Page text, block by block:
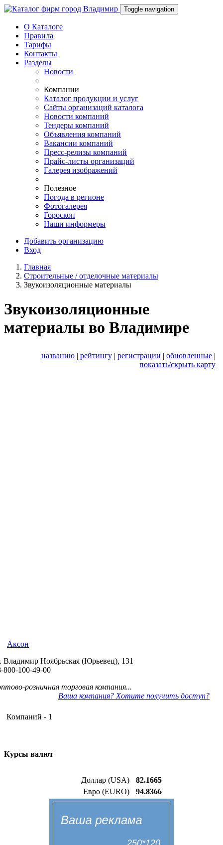
Toggle navigation
О Каталоге
Правила
Тарифы
Контакты
Разделы
Новости
Компании
Каталог продукции и услуг
Сайты организаций каталога
Новости компаний
Тендеры компаний
Объявления компаний
Вакансии компаний
Пресс-релизы компаний
Прайс-листы организаций
Галерея изображений
Полезное
Погода в регионе
Фотогалерея
Гороскоп
Наши информеры
Добавить организацию
Вход
Главная
Строительные / отделочные материалы
Звукоизоляционные материалы
Звукоизоляционные
материалы во Владимире
названию | рейтингу | регистрации | обновленные |
показать/скрыть карту
Аксон
Владимир Ноябрьская (Юрьевец), 131
800-100-49-00
розничная торговая компания...
Ваша компания? Хотите получить доступ?
Компаний - 1
Курсы валют
Доллар (USA)
82.1665
Евро (EURO)
94.8366